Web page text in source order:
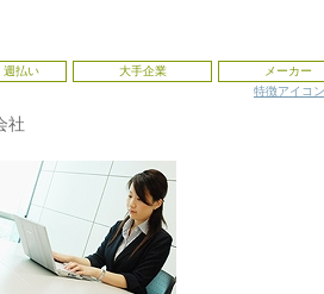
週払い 大手企業
メーカー
特徴アイコ
社